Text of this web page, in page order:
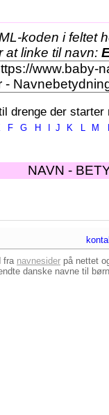
koden i feltet
at linke til navn:
drenge der starter
F G H J K L M
NAVN -
fra navnesider på nettet
danske navne til børn